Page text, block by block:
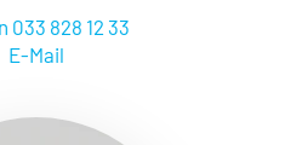
033 828 12 33
E-Mail